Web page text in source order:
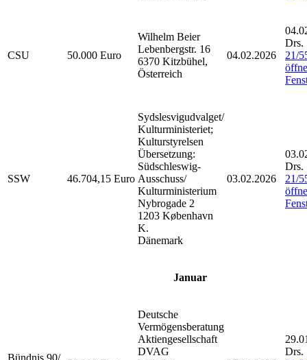
CSU 50.000 Euro
Wilhelm Beier
Lebenbergstr. 16
6370 Kitzbühel,
Österreich
04.02.2026
Drs.
21/
SSW 46.704,15 Euro
Sydslesvigudvalget/
Kulturministeriet;
Kulturstyrelsen
Übersetzung:
Südschleswig-
Ausschuss/
Kulturministerium
Nybrogade 2
1203 København
K.
Dänemark
03.02.2026
Drs.
21/
Januar
Bündnis 90/
Deutsche
Vermögensberatung
Aktiengesellschaft
DVAG
Drs.